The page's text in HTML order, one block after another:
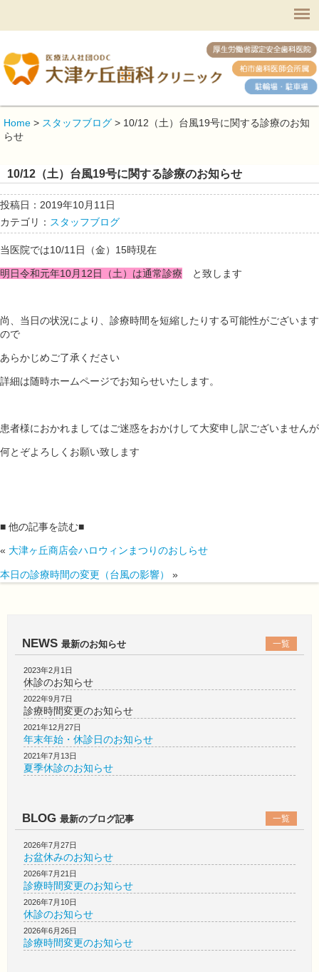
Home > スタッフブログ > 10/12（土）台風19号に関する診療のお知
らせ
10/12（土）台風19号に関する診療のお知らせ
投稿日：2019年10月11日
カテゴリ： スタッフブログ
当医院では10/11日（金）15時現在
明日令和元年10月12日（土）は通常診療 と致します
尚、当日の状況により、診療時間を短縮したりする可能性がございます
ので
あらかじめご了承ください
詳細は随時ホームページでお知らせいたします。
患者様におかれましてはご迷惑をおかけして大変申し訳ございませんが
何とぞよろしくお願い致します
■ 他の記事を読む■
« 大津ヶ丘商店会ハロウィンまつりのおしらせ
本日の診療時間の変更（台風の影響） »
NEWS 最新のお知らせ 一覧
2023年2月1日
休診のお知らせ
2022年9月7日
診療時間変更のお知らせ
2021年12月27日
年末年始・休診日のお知らせ
2021年7月13日
夏季休診のお知らせ
BLOG 最新のブログ記事 一覧
2026年7月27日
お盆休みのお知らせ
2026年7月21日
診療時間変更のお知らせ
2026年7月10日
休診のお知らせ
2026年6月26日
診療時間変更のお知らせ